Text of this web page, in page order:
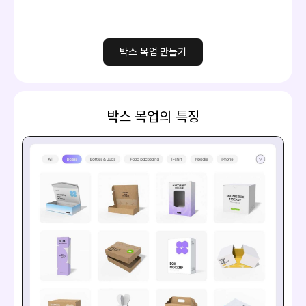
박스 목업 만들기
박스 목업의 특징